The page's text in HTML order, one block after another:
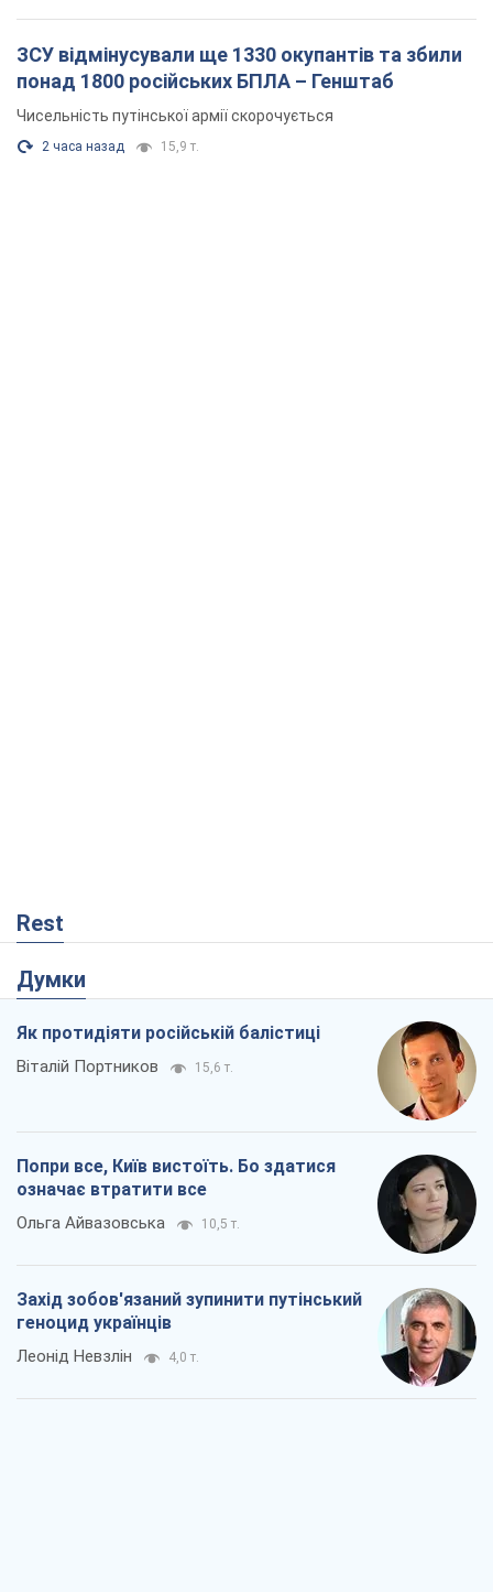
ЗСУ відмінусували ще 1330 окупантів та збили
понад 1800 російських БПЛА – Генштаб
Чисельність путінської армії скорочується
2 часа назад 15,9 т.
Rest
Думки
Як протидіяти російській балістиці
Віталій Портников 15,6 т.
Попри все, Київ вистоїть. Бо здатися
означає втратити все
Ольга Айвазовська 10,5 т.
Захід зобов'язаний зупинити путінський
геноцид українців
Леонід Невзлін 4,0 т.